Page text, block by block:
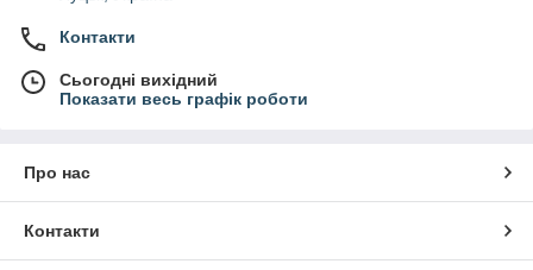
Контакти
Сьогодні вихідний
Показати весь графік роботи
Про нас
Контакти